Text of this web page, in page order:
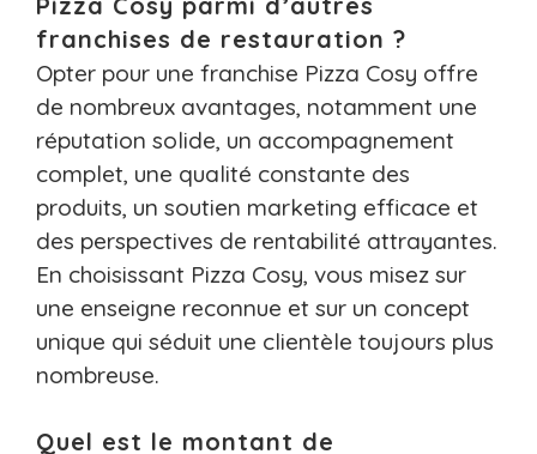
franchises de restauration ?
Opter pour une franchise Pizza Cosy offre
de nombreux avantages, notamment une
réputation solide, un accompagnement
complet, une qualité constante des
produits, un soutien marketing efficace et
des perspectives de rentabilité attrayantes.
En choisissant Pizza Cosy, vous misez sur
une enseigne reconnue et sur un concept
unique qui séduit une clientèle toujours plus
nombreuse.
Quel est le montant de